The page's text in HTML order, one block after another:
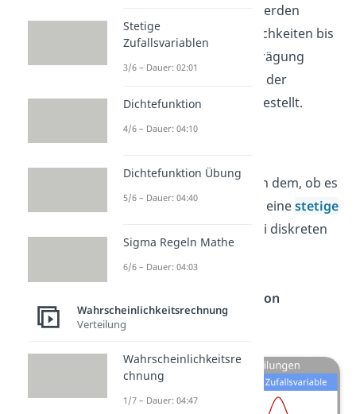
werden
hingegen die Wahrscheinlichkeiten bis
zu einer bestimmten Ausprägung
aufaddiert und die Summe der
Wahrscheinlichkeiten dargestellt.
Die Dichte- und die
unterschiedlich aus, je nach dem, ob es
sich um einediskrete oder einestetige
handelt. Bei diskreten
Zufallsvariablen wird die
Dichtefunktion
Wahrscheinlichkeitsfunktion
genannt.
Stetige
Zufallsvariablen
3/6 – Dauer: 02:01
Dichtefunktion
4/6 – Dauer: 04:10
Dichtefunktion Übung
5/6 – Dauer: 04:40
Sigma Regeln Mathe
6/6 – Dauer: 04:03
Wahrscheinlichkeitsrechnung
Verteilung
Wahrscheinlichkeitsre
chnung
1/7 – Dauer: 04:47